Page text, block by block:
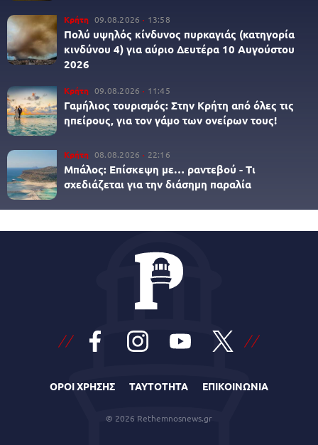
Κρήτη 09.08.2026 13:58
Πολύ υψηλός κίνδυνος πυρκαγιάς (κατηγορία
κινδύνου 4) για αύριο Δευτέρα 10 Αυγούστου
2026
Κρήτη 09.08.2026 11:45
Γαμήλιος τουρισμός: Στην Κρήτη από όλες τις
ηπείρους, για τον γάμο των ονείρων τους!
Κρήτη 08.08.2026 22:16
Μπάλος: Επίσκεψη με… ραντεβού - Τι
σχεδιάζεται για την διάσημη παραλία
ΟΡΟΙ ΧΡΗΣΗΣ ΤΑΥΤΟΤΗΤΑ ΕΠΙΚΟΙΝΩΝΙΑ
© 2026 Rethemnosnews.gr